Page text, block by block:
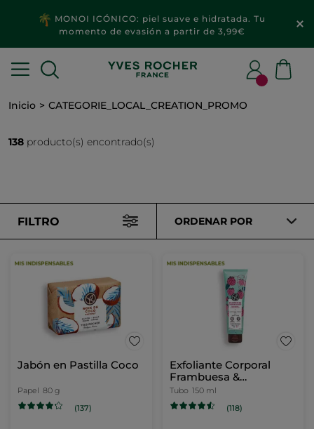
MONOI ICÓNICO: piel suave e hidratada. Tu
momento de evasión a partir de 3,99€
Inicio CATEGORIE_LOCAL_CREATION_PROMO
138 producto(s) encontrado(s)
FILTRO ORDENAR POR
Jabón en Pastilla Coco
Papel 80 g
(137)
Exfoliante Corporal
Frambuesa &
Hierbabuena
Tubo 150 ml
(118)